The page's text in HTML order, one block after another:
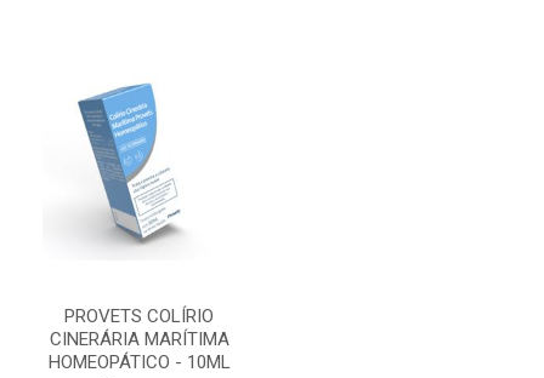
PROVETS COLÍRIO
CINERÁRIA MARÍTIMA
HOMEOPÁTICO - 10ML